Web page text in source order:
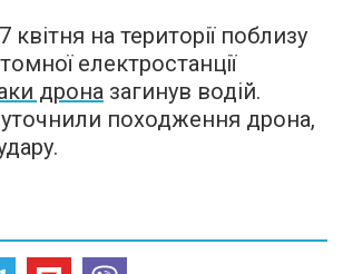
квітня на території поблизу
електростанції
дрона загинув водій.
походження дрона,